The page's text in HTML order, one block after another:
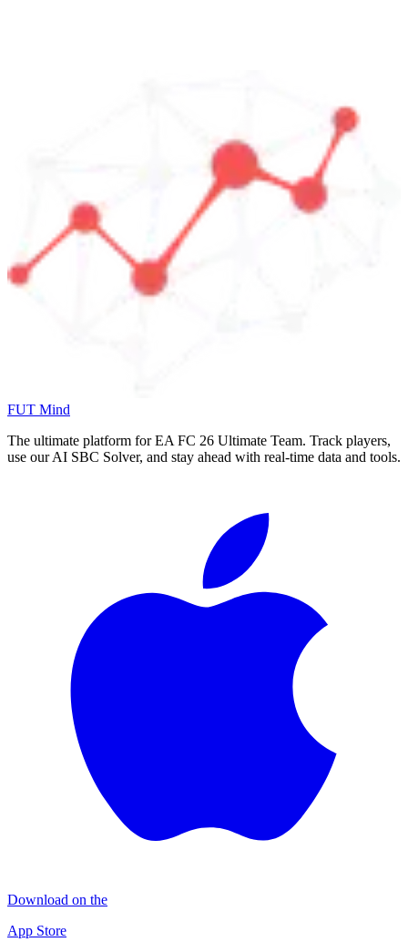
FUT Mind
The ultimate platform for EA FC 26 Ultimate Team. Track players,
use our AI SBC Solver, and stay ahead with real-time data and tools.
Download on the
App Store